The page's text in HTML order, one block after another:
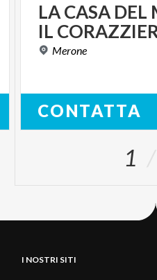
LACASA DEL
IL
Merone
CONTATTA
1
I NOSTRI SITI